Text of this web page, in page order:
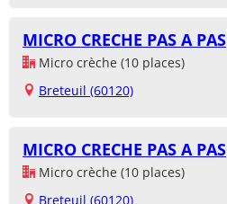
MICRO CRECHE PAS A PAS
Micro crèche (10 places)
Breteuil (60120)
MICRO CRECHE PAS A PAS
Micro crèche (10 places)
Breteuil (60120)